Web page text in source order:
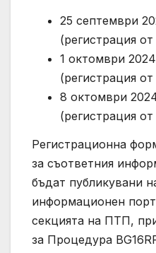
25 септември
(регистрация
1 октомври 2024
(регистрация
8 октомври
(регистрация
Регистрационна
за съответния
бъдат публикувани
информационен
секцията на ПТП,
за Процедура